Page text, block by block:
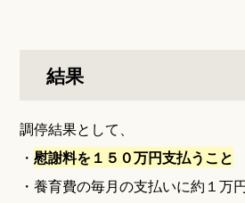
結果
調停結果として、
・慰謝料を１５０万円支払うこと
・養育費の毎月の支払いに約１万